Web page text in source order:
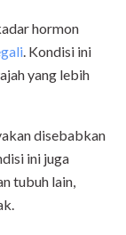
hormon
. Kondisi ini
yang lebih
disebabkan
ini juga
tubuh lain,